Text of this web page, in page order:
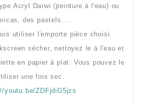
Acryl Darwi (peinture à l'eau) ou
des pastels....
utiliser l'emporte pièce choisi.
sécher, nettoyez le à l'eau et
en papier à plat. Vous pouvez le
une fois sec.
youtu.be/ZDFjdiG5jzs